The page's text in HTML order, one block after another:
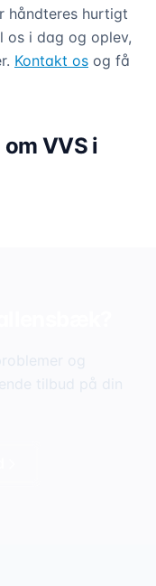
håndteres hurtigt
os i dag og oplev,
Kontakt os og få
VVS i
og
tilbud på din